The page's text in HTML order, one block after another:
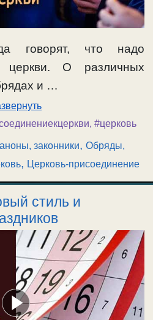
говорят, что надо
церкви. О различных
и …
, #церковь
законники,Обряды,
, Церковь-присоединение
стиль и